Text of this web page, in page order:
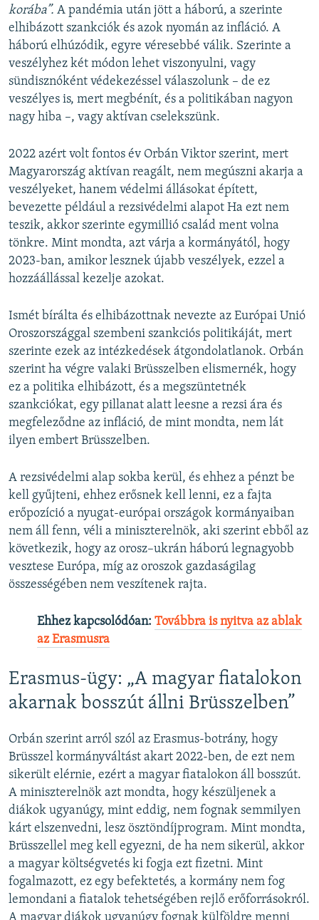
korába”. A pandémia után jött a háború, a szerinte
elhibázott szankciók és azok nyomán az infláció. A
háború elhúzódik, egyre véresebbé válik. Szerinte a
veszélyhez két módon lehet viszonyulni, vagy
sündisznóként védekezéssel válaszolunk – de ez
veszélyes is, mert megbénít, és a politikában nagyon
nagy hiba –, vagy aktívan cselekszünk.
2022 azért volt fontos év Orbán Viktor szerint, mert
Magyarország aktívan reagált, nem megúszni akarja a
veszélyeket, hanem védelmi állásokat épített,
bevezette például a rezsivédelmi alapot Ha ezt nem
teszik, akkor szerinte egymillió család ment volna
tönkre. Mint mondta, azt várja a kormányától, hogy
2023-ban, amikor lesznek újabb veszélyek, ezzel a
hozzáállással kezelje azokat.
Ismét bírálta és elhibázottnak nevezte az Európai Unió
Oroszországgal szembeni szankciós politikáját, mert
szerinte ezek az intézkedések átgondolatlanok. Orbán
szerint ha végre valaki Brüsszelben elismernék, hogy
ez a politika elhibázott, és a megszüntetnék
szankciókat, egy pillanat alatt leesne a rezsi ára és
megfeleződne az infláció, de mint mondta, nem lát
ilyen embert Brüsszelben.
A rezsivédelmi alap sokba kerül, és ehhez a pénzt be
kell gyűjteni, ehhez erősnek kell lenni, ez a fajta
erőpozíció a nyugat-európai országok kormányaiban
nem áll fenn, véli a miniszterelnök, aki szerint ebből az
következik, hogy az orosz–ukrán háború legnagyobb
vesztese Európa, míg az oroszok gazdaságilag
összességében nem veszítenek rajta.
Ehhez kapcsolódóan: Továbbra is nyitva az ablak
az Erasmusra
Erasmus-ügy: „A magyar fiatalokon
akarnak bosszút állni Brüsszelben”
Orbán szerint arról szól az Erasmus-botrány, hogy
Brüsszel kormányváltást akart 2022-ben, de ezt nem
sikerült elérnie, ezért a magyar fiatalokon áll bosszút.
A miniszterelnök azt mondta, hogy készüljenek a
diákok ugyanúgy, mint eddig, nem fognak semmilyen
kárt elszenvedni, lesz ösztöndíjprogram. Mint mondta,
Brüsszellel meg kell egyezni, de ha nem sikerül, akkor
a magyar költségvetés ki fogja ezt fizetni. Mint
fogalmazott, ez egy befektetés, a kormány nem fog
lemondani a fiatalok tehetségében rejlő erőforrásokról.